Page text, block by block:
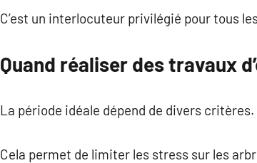
C’est un interlocuteur privilégié pour tous
Quand réaliser des travaux
La période idéale dépend de divers
Cela permet de limiter les stress sur les